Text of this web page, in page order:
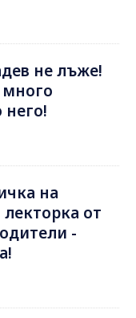
не лъже!
много
него!
на
от
-